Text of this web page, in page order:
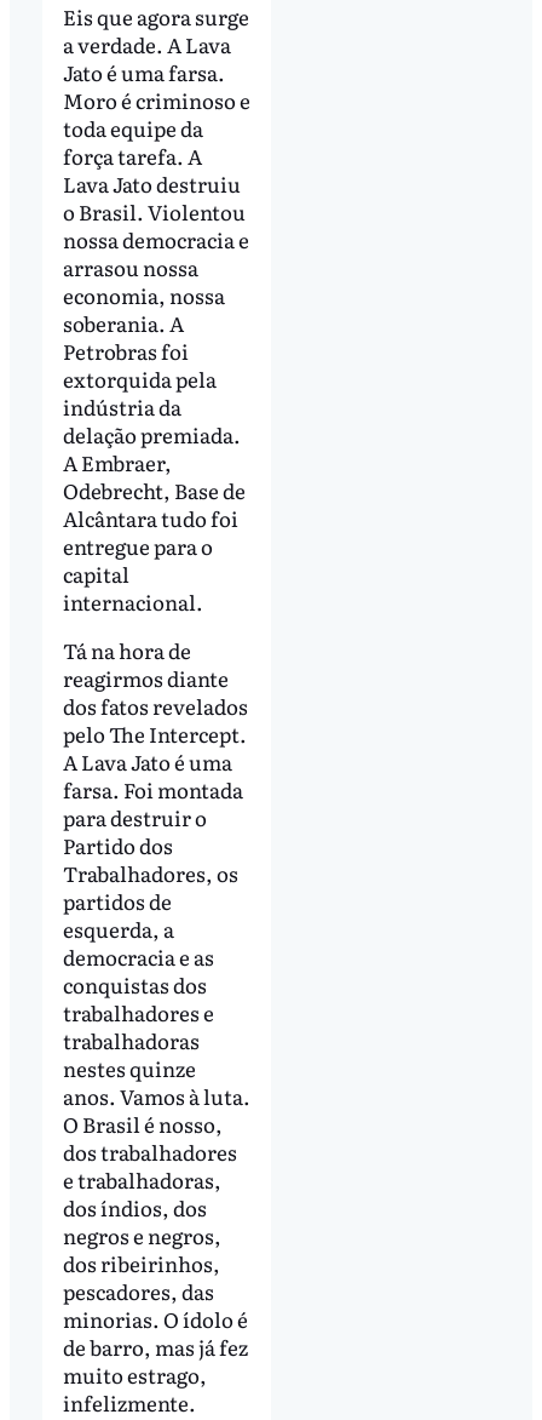
Eis que agora surge
a verdade. A Lava
Jato é uma farsa.
Moro é criminoso e
toda equipe da
força tarefa. A
Lava Jato destruiu
o Brasil. Violentou
nossa democracia e
arrasou nossa
economia, nossa
soberania. A
Petrobras foi
extorquida pela
indústria da
delação premiada.
A Embraer,
Odebrecht, Base de
Alcântara tudo foi
entregue para o
capital
internacional.
Tá na hora de
reagirmos diante
dos fatos revelados
pelo The Intercept.
A Lava Jato é uma
farsa. Foi montada
para destruir o
Partido dos
Trabalhadores, os
partidos de
esquerda, a
democracia e as
conquistas dos
trabalhadores e
trabalhadoras
nestes quinze
anos. Vamos à luta.
O Brasil é nosso,
dos trabalhadores
e trabalhadoras,
dos índios, dos
negros e negros,
dos ribeirinhos,
pescadores, das
minorias. O ídolo é
de barro, mas já fez
muito estrago,
infelizmente.